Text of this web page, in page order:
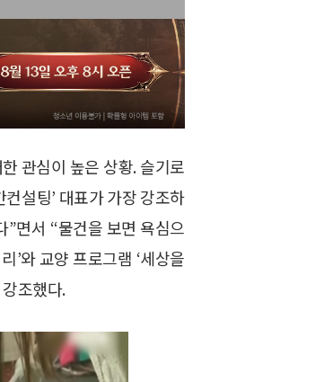
관심이 높은 상황. 슬기로
설팅’ 대표가 가장 강조하
”면서 “물건을 보면 욕심으
’와 교양 프로그램 ‘세상을
조했다.